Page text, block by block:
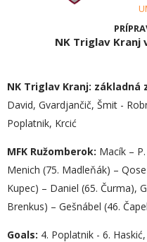
NK Triglav Kranj
NK Triglav Kranj: základná
David, Gvardjančič, Šmit -
Poplatnik, Krcić
MFK Ružomberok: Macík –
Menich (75. Madleňák) –
Kupec) – Daniel (65. Čurma),
Brenkus) – Gešnábel (46.
Goals: 4. Poplatnik - 6.